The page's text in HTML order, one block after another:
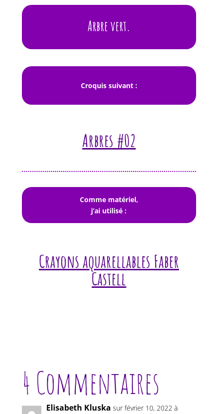
Arbre vert.
Croquis suivant :
Arbres #02
Comme matériel,
j’ai utilisé :
Crayons aquarellables Faber
Castell
4 Commentaires
Elisabeth Kluska sur février 10, 2022 à